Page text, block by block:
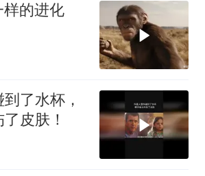
的进化
了水杯，
皮肤！